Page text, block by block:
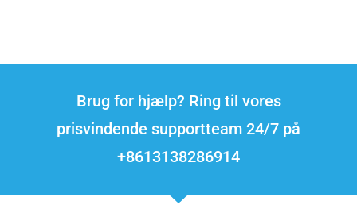
Brug for hjælp? Ring til vores
prisvindende supportteam 24/7 på
+8613138286914